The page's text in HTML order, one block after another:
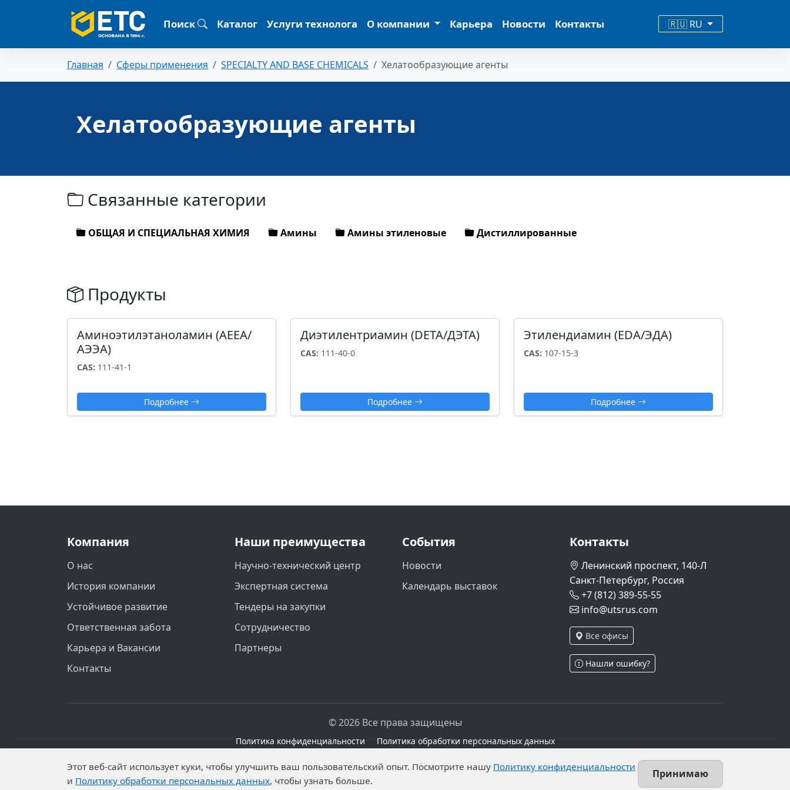
Поиск Каталог Услуги технолога О компании Карьера Новости Контакты 🇷🇺 RU
Главная Сферы применения SPECIALTY AND BASE CHEMICALS Хелатообразующие агенты
Хелатообразующие агенты
Связанные категории
ОБЩАЯ И СПЕЦИАЛЬНАЯ ХИМИЯ Амины Амины этиленовые Дистиллированные
Продукты
Аминоэтилэтаноламин (AEEA/
АЭЭА)
CAS: 111-41-1
Подробнее
Диэтилентриамин (DETA/ДЭТА)
CAS: 111-40-0
Подробнее
Этилендиамин (EDA/ЭДА)
CAS: 107-15-3
Подробнее
Компания
О нас
История компании
Устойчивое развитие
Ответственная забота
Карьера и Вакансии
Контакты
Наши преимущества
Научно-технический центр
Экспертная система
Тендеры на закупки
Сотрудничество
Партнеры
События
Новости
Календарь выставок
Контакты
Ленинский проспект, 140-Л
Санкт-Петербург, Россия
+7 (812) 389-55-55
info@utsrus.com
Все офисы
Нашли ошибку?
© 2026 Все права защищены
Политика конфиденциальности Политика обработки персональных данных
установлены запреты на обработку неограниченных кругом лиц опубликованных персональных данных.
Этот веб-сайт использует куки, чтобы улучшить ваш пользовательский опыт. Посмотрите нашу Политику конфиденциальности
и Политику обработки персональных данных, чтобы узнать больше.
Принимаю